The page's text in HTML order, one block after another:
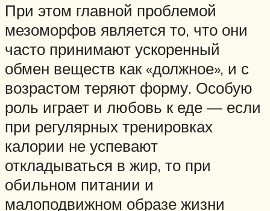
При этом главной проблемой
мезоморфов является то, что они
часто принимают ускоренный
обмен веществ как «должное», и с
возрастом теряют форму. Особую
роль играет и любовь к еде — если
при регулярных тренировках
калории не успевают
откладываться в жир, то при
обильном питании и
малоподвижном образе жизни